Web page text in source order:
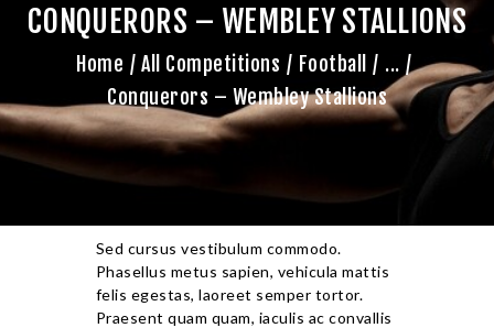
CONQUERORS – WEMBLEY STALLIONS
Home All Competitions Football
...
Conquerors – Wembley Stallions
HOME
ABOUT US
CAMP SIGNUP
MENTORSHIP PROGRAM
OUR TRAINERS
OUR EVENTS
Sed cursus vestibulum commodo.
Phasellus metus sapien, vehicula mattis
felis egestas, laoreet semper tortor.
Praesent quam quam, iaculis ac convallis